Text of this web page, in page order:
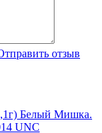
отзыв